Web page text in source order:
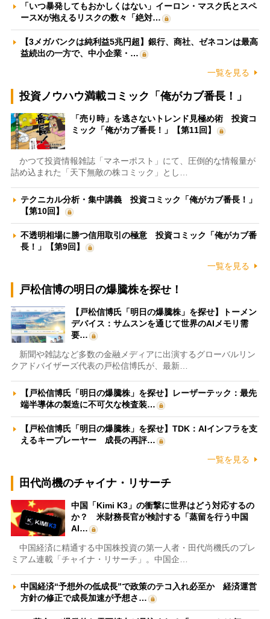
「いつ暴発してもおかしくはない」イーロン・マスク氏とスペ
ースXが抱えるリスクの数々「絶対…
【3メガバンクは純利益5兆円超】銀行、商社、ゼネコンは最高
益続出の一方で、中小企業・…
一覧を見る
投資ノウハウ満載コミック「俺がカブ番長！」
「売り時」を逃さないトレンド見極め術 投資コ
ミック「俺がカブ番長！」【第11回】
かつて投資情報雑誌「マネーポスト」にて、圧倒的な情報量が
詰め込まれた「天下無敵の株コミック」とし…
テクニカル分析・集中講義 投資コミック「俺がカブ番長！」
【第10回】
不透明相場に勝つ信用取引の極意 投資コミック「俺がカブ番
長！」【第9回】
一覧を見る
戸松信博の明日の爆騰株を探せ！
【戸松信博氏「明日の爆騰株」を探せ】トーメン
デバイス：サムスンを通じて世界のAIメモリ需
要…
新聞や雑誌など多数の金融メディアに出演するグローバルリン
クアドバイザーズ代表の戸松信博氏が、最新…
【戸松信博氏「明日の爆騰株」を探せ】レーザーテック：最先
端半導体の製造に不可欠な検査装…
【戸松信博氏「明日の爆騰株」を探せ】TDK：AIインフラを支
えるキープレーヤー 成長の再評…
一覧を見る
田代尚機のチャイナ・リサーチ
中国「Kimi K3」の衝撃に世界はどう対応するの
か？ 米財務長官が検討する「蒸留を行う中国
AI…
中国経済に精通する中国株投資の第一人者・田代尚機氏のプレ
ミアム連載「チャイナ・リサーチ」。中国企…
中国経済“予想外の低成長”で政策のテコ入れ必至か 経済運営
方針の修正で成長加速が予想さ…